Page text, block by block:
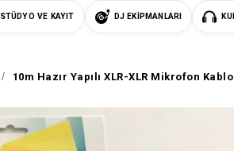
STÜDYO VE KAYIT DJ EKIPMANLARI
10m Hazır Yapılı XLR-XLR Mikrofon